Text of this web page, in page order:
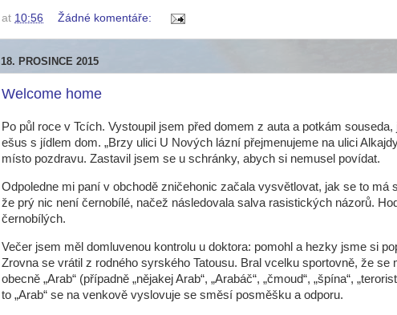
at 10:56 Žádné komentáře:
18. PROSINCE 2015
Welcome home
Po půl roce v Tcích. Vystoupil jsem před domem z auta a potkám souseda,
ešus s jídlem dom. „Brzy ulici U Nových lázní přejmenujeme na ulici
místo pozdravu. Zastavil jsem se u schránky, abych si nemusel povídat.
Odpoledne mi paní v obchodě zničehonic začala vysvětlovat, jak se to má
že prý nic není černobílé, načež následovala salva rasistických názorů.
černobílých.
Večer jsem měl domluvenou kontrolu u doktora: pomohl a hezky jsme si
Zrovna se vrátil z rodného syrského Tatousu. Bral vcelku sportovně, že se
obecně „Arab“ (případně „nějakej Arab“, „Arabáč“, „čmoud“, „špína“,
to „Arab“ se na venkově vyslovuje se směsí posměšku a odporu.